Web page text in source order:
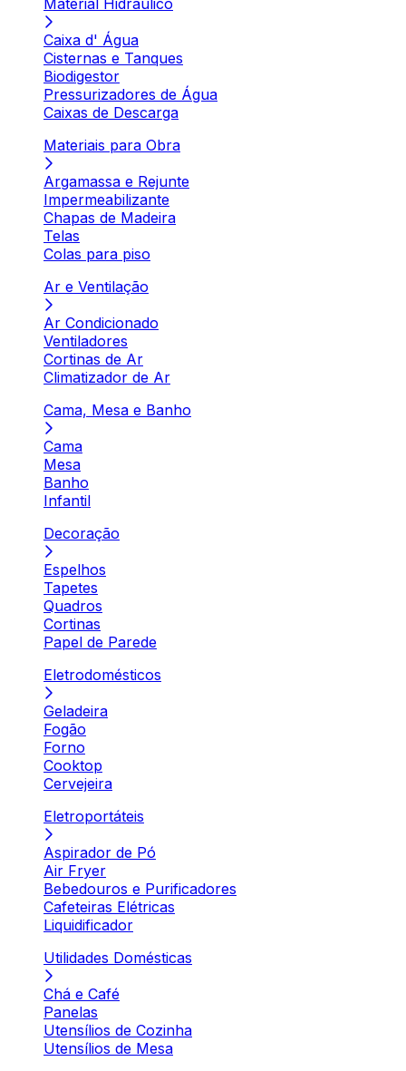
Material Hidráulico
Caixa d' Água
Cisternas e Tanques
Biodigestor
Pressurizadores de Água
Caixas de Descarga
Materiais para Obra
Argamassa e Rejunte
Impermeabilizante
Chapas de Madeira
Telas
Colas para piso
Ar e Ventilação
Ar Condicionado
Ventiladores
Cortinas de Ar
Climatizador de Ar
Cama, Mesa e Banho
Cama
Mesa
Banho
Infantil
Decoração
Espelhos
Tapetes
Quadros
Cortinas
Papel de Parede
Eletrodomésticos
Geladeira
Fogão
Forno
Cooktop
Cervejeira
Eletroportáteis
Aspirador de Pó
Air Fryer
Bebedouros e Purificadores
Cafeteiras Elétricas
Liquidificador
Utilidades Domésticas
Chá e Café
Panelas
Utensílios de Cozinha
Utensílios de Mesa